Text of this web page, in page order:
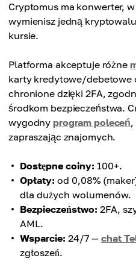
Cryptomus ma konwerter,
wymienisz jedną
kursie.
Platforma akceptuje różne
karty kredytowe/debetowe
chronione dzięki 2FA,
środkom bezpieczeństwa.
wygodnyprogram poleceń,
zapraszając znajomych.
Dostępne coiny: 100+.
Opłaty: od 0,08%
dla dużych wolumenów.
Bezpieczeństwo: 2FA,
AML.
Wsparcie: 24/7 — chat
zgłoszeń.